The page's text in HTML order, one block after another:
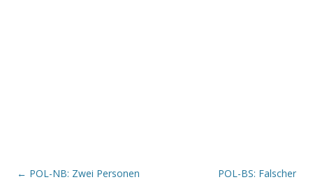
Beitrags-Navigation
← POL-NB: Zwei Personen
POL-BS: Falscher